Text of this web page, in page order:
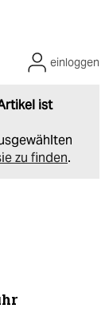
ist
zu finden.
einloggen